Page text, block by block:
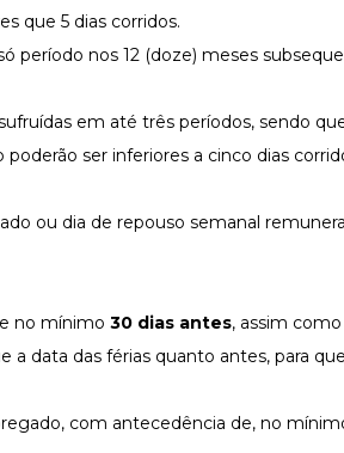
que 5 dias corridos.
período nos 12 (doze) meses
em até três períodos, sendo
ser inferiores a cinco dias
ou dia de repouso semanal
no mínimo 30 dias antes, assim como
data das férias quanto antes, para
com antecedência de, no